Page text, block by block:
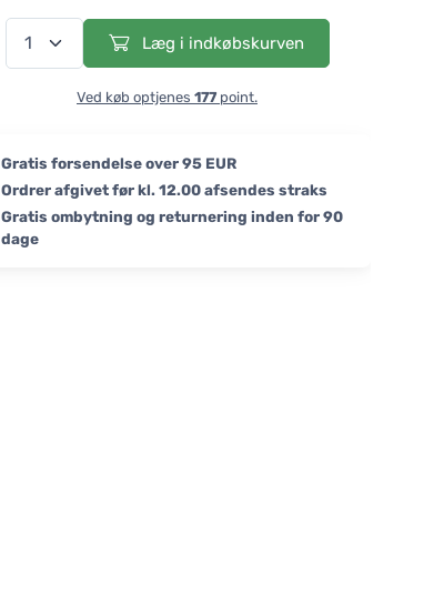
Læg i indkøbskurven
Ved køb optjenes 177 point.
Gratis forsendelse over 95 EUR
Ordrer afgivet før kl. 12.00 afsendes straks
Gratis ombytning og returnering inden for 90
dage